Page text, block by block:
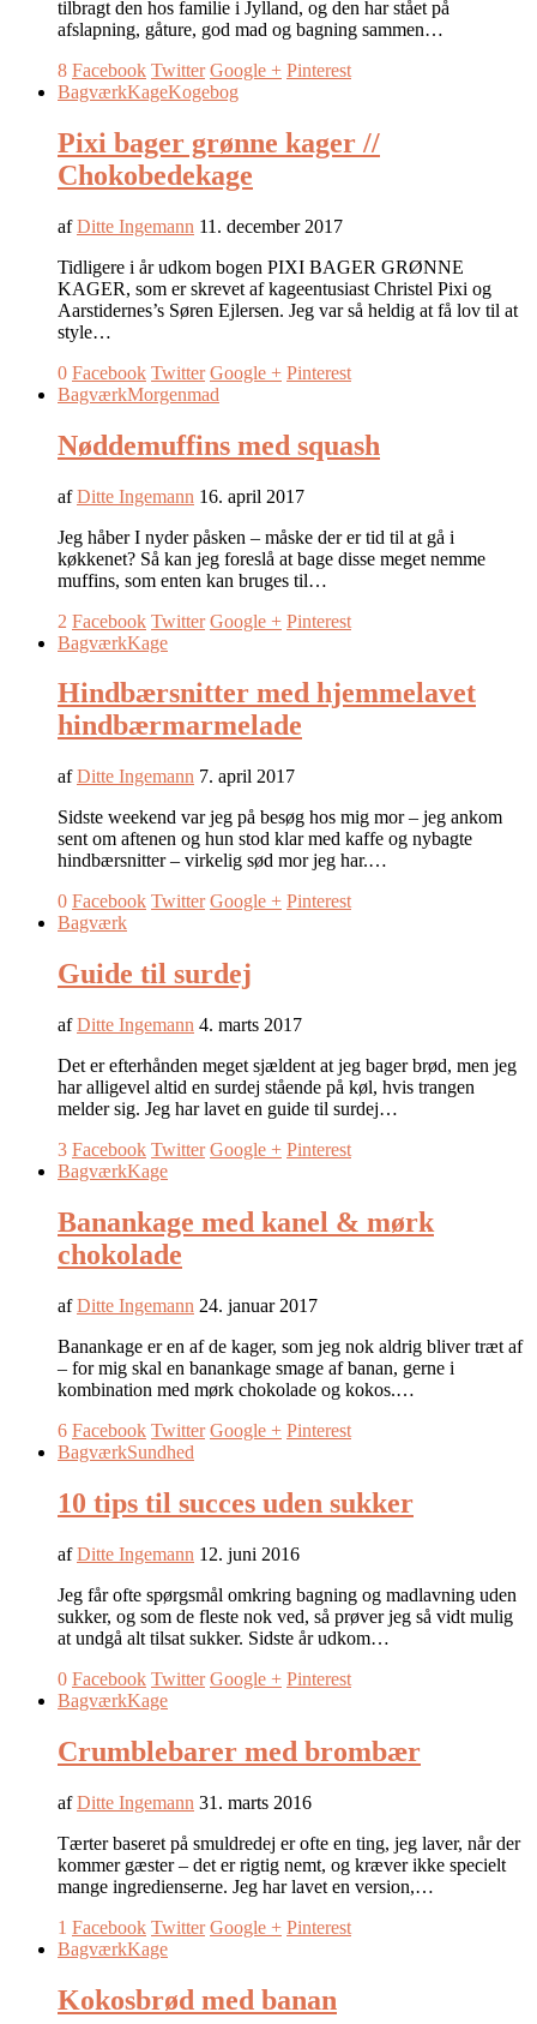
tilbragt den hos familie i Jylland, og den har stået på
afslapning, gåture, god mad og bagning sammen…
8 Facebook Twitter Google + Pinterest
BagværkKageKogebog
Pixi bager grønne kager //
Chokobedekage
afDitte Ingemann 11. december 2017
Tidligere i år udkom bogen PIXI BAGER GRØNNE
KAGER, som er skrevet af kageentusiast Christel Pixi og
Aarstidernes’s Søren Ejlersen. Jeg var så heldig at få lov til at
style…
0 Facebook Twitter Google + Pinterest
BagværkMorgenmad
Nøddemuffins med squash
afDitte Ingemann 16. april 2017
Jeg håber I nyder påsken – måske der er tid til at gå i
køkkenet? Så kan jeg foreslå at bage disse meget nemme
muffins, som enten kan bruges til…
2 Facebook Twitter Google + Pinterest
BagværkKage
Hindbærsnitter med hjemmelavet
hindbærmarmelade
afDitte Ingemann 7. april 2017
Sidste weekend var jeg på besøg hos mig mor – jeg ankom
sent om aftenen og hun stod klar med kaffe og nybagte
hindbærsnitter – virkelig sød mor jeg har.…
0 Facebook Twitter Google + Pinterest
Bagværk
Guide til surdej
afDitte Ingemann 4. marts 2017
Det er efterhånden meget sjældent at jeg bager brød, men jeg
har alligevel altid en surdej stående på køl, hvis trangen
melder sig. Jeg har lavet en guide til surdej…
3 Facebook Twitter Google + Pinterest
BagværkKage
Banankage med kanel & mørk
chokolade
afDitte Ingemann 24. januar 2017
Banankage er en af de kager, som jeg nok aldrig bliver træt af
– for mig skal en banankage smage af banan, gerne i
kombination med mørk chokolade og kokos.…
6 Facebook Twitter Google + Pinterest
BagværkSundhed
10 tips til succes uden sukker
afDitte Ingemann 12. juni 2016
Jeg får ofte spørgsmål omkring bagning og madlavning uden
sukker, og som de fleste nok ved, så prøver jeg så vidt mulig
at undgå alt tilsat sukker. Sidste år udkom…
0 Facebook Twitter Google + Pinterest
BagværkKage
Crumblebarer med brombær
afDitte Ingemann 31. marts 2016
Tærter baseret på smuldredej er ofte en ting, jeg laver, når der
kommer gæster – det er rigtig nemt, og kræver ikke specielt
mange ingredienserne. Jeg har lavet en version,…
1 Facebook Twitter Google + Pinterest
BagværkKage
Kokosbrød med banan